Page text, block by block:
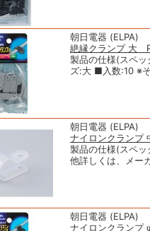
朝日電器 (ELPA)
絶縁クランプ 大
製品の仕様(スペ
ズ:大 ■入数:10 ※
朝日電器 (ELPA)
ナイロンクラン
製品の仕様(スペ
他詳しくは、メー
朝日電器 (ELPA)
ナイロンクラン